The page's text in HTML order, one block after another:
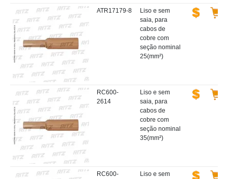
ATR17179-8
Liso e sem
saia, para
cabos de
cobre com
seção nominal
25(mm²)
RC600-
2614
Liso e sem
saia, para
cabos de
cobre com
seção nominal
35(mm²)
RC600-
Liso e sem